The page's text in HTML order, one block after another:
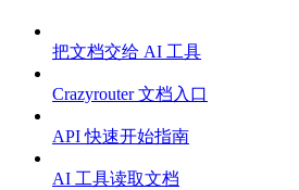
把文档交给 AI 工具
Crazyrouter 文档入口
API 快速开始指南
AI 工具读取文档